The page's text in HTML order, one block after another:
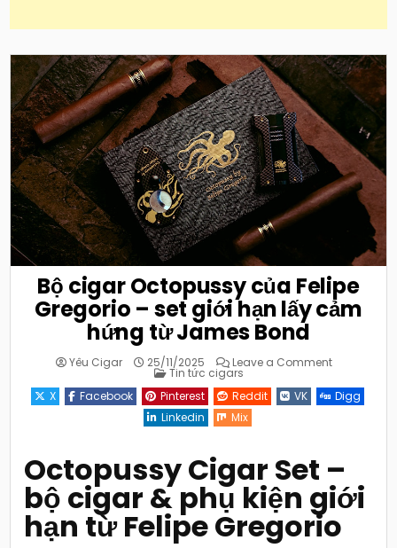
Bộ cigar Octopussy của Felipe
Gregorio – set giới hạn lấy cảm
hứng từ James Bond
Yêu Cigar 25/11/2025 Leave a Commenton
Octopussy
của
hạn
cảm
hứng
từ
James
Bond
Posted
Tin tức cigars
X
Facebook Pinterest Reddit VK
Digg
Linkedin
Mix
Octopussy Cigar Set –
bộ cigar & phụ kiện giới
hạn từ Felipe Gregorio